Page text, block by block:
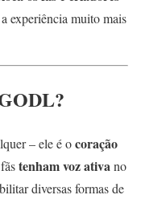
experiência muito mais
– ele é ocoração
tenham voz ativano
diversas formas de